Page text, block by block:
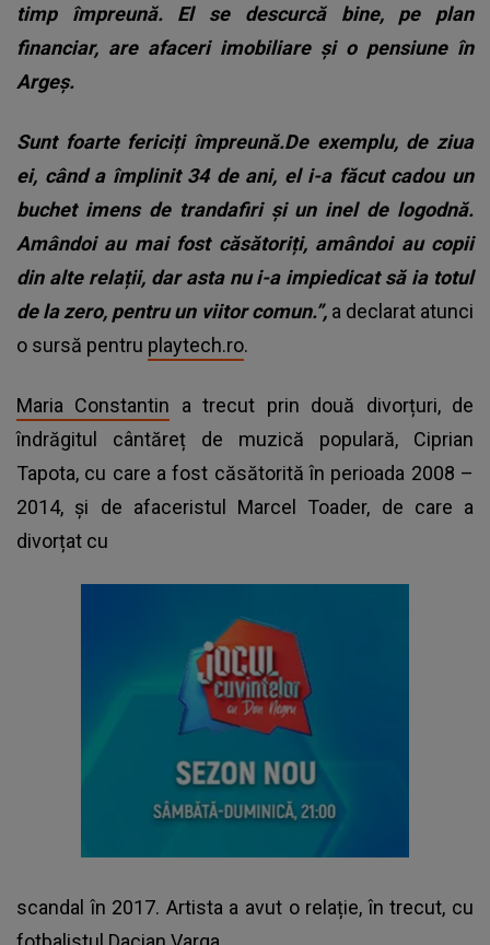
timp împreună. El se descurcă bine, pe plan
financiar, are afaceri imobiliare și o pensiune în
Argeș.
Sunt foarte fericiți împreună.De exemplu, de ziua
ei, când a împlinit 34 de ani, el i-a făcut cadou un
buchet imens de trandafiri și un inel de logodnă.
Amândoi au mai fost căsătoriți, amândoi au copii
din alte relații, dar asta nu i-a impiedicat să ia totul
de la zero, pentru un viitor comun.”, a declarat atunci
o sursă pentru playtech.ro.
Maria Constantin a trecut prin două divorțuri, de
îndrăgitul cântăreț de muzică populară, Ciprian
Tapota, cu care a fost căsătorită în perioada 2008 –
2014, și de afaceristul Marcel Toader, de care a
divorțat cu
scandal în 2017. Artista a avut o relație, în trecut, cu